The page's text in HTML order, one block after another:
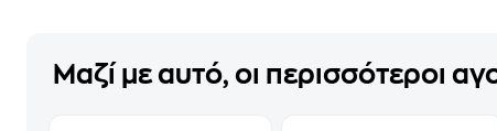
Μαζί με αυτό, οι περισσότεροι